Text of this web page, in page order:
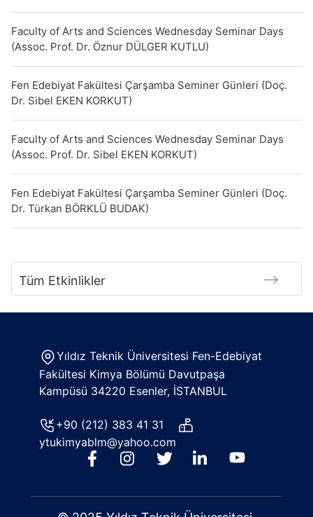
Faculty of Arts and Sciences Wednesday Seminar Days
(Assoc. Prof. Dr. Öznur DÜLGER KUTLU)
Fen Edebiyat Fakültesi Çarşamba Seminer Günleri (Doç.
Dr. Sibel EKEN KORKUT)
Faculty of Arts and Sciences Wednesday Seminar Days
(Assoc. Prof. Dr. Sibel EKEN KORKUT)
Fen Edebiyat Fakültesi Çarşamba Seminer Günleri (Doç.
Dr. Türkan BÖRKLÜ BUDAK)
Tüm Etkinlikler
Yıldız Teknik Üniversitesi Fen-Edebiyat
Fakültesi Kimya Bölümü Davutpaşa
Kampüsü 34220 Esenler, İSTANBUL
+90 (212) 383 41 31
ytukimyablm@yahoo.com